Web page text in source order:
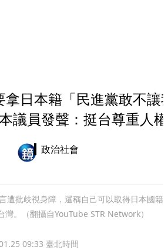
拿日本籍「民進黨敢不讓
議員發聲：挺台尊重人權
政治社會
遭批歧視身障，還稱自己可以取得日本國籍
灣。（翻攝自YouTube STR Network）
09:33 臺北時間